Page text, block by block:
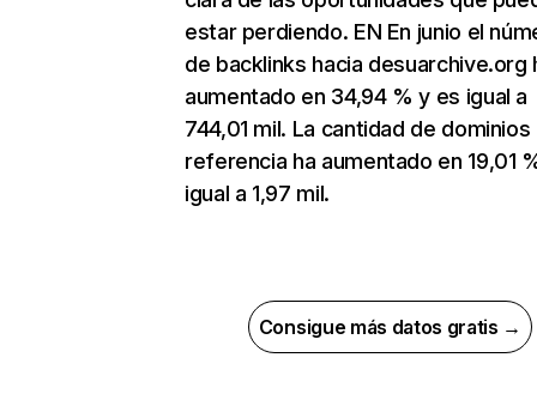
estar perdiendo. EN En junio el
de backlinks hacia desuarchive.org
aumentado en 34,94 % y es igual a
744,01 mil. La cantidad de dominios
referencia ha aumentado en 19,01
igual a 1,97 mil.
Consigue más datos gratis →